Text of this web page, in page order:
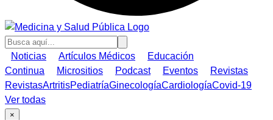
Noticias Artículos Médicos
Educación
Continua
Micrositios Podcast Eventos
Revistas
RevistasArtritisPediatríaGinecologíaCardiologíaCovid-19
Ver todas
×